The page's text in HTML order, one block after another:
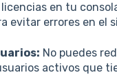
en tu
evitar errores en el
No puedes
activos que